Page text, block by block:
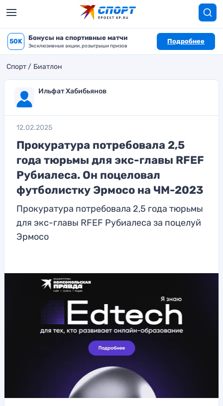
50K Бонусы на спортивные матчи
Эксклюзивные акции, розыгрыши призов
Подробнее
Спорт Биатлон
Ильфат Хабибьянов
12.02.2025
Прокуратура потребовала 2,5
года тюрьмы для экс-главы RFEF
Рубиалеса. Он поцеловал
футболистку Эрмосо на ЧМ-2023
Прокуратура потребовала 2,5 года тюрьмы
для экс-главы RFEF Рубиалеса за поцелуй
Эрмосо